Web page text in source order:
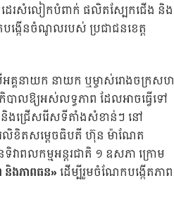
ដេរសំលៀកបំពាក់ ផលិតស្បែកជើង និង
ង្កើនចំណូលរបស់ ប្រជាជនខេត្ត
គ្គនាយក នាយក ឬម្ចាស់រោងចក្រសហ
បាលឱ្យអស់លទ្ធភាព ដែលអាចធ្វើទៅ
និងជ្រើសរើសទីតាំងសំខាន់ៗ នៅ
រលិខិតសម្ដេចធិបតី ហ៊ុន ម៉ាណែត
វាពលកម្មអន្តរជាតិ ១ ឧសភា ក្រោម
និងភាពធន»ដើម្បីរួមចំណែកបង្កើតភាព